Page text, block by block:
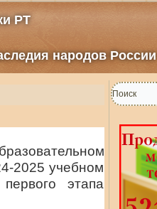
РТ
народов России
2025 учебном
этапа